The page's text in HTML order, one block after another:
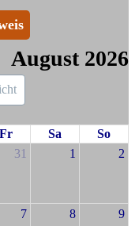
August 2026
Fr Sa
So
31 1 2
7 8 9